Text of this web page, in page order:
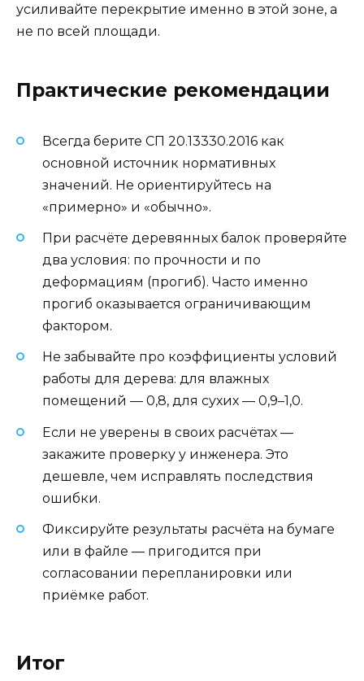
усиливайте перекрытие именно в этой зоне, а
не по всей площади.
Практические рекомендации
Всегда берите СП 20.13330.2016 как
основной источник нормативных
значений. Не ориентируйтесь на
«примерно» и «обычно».
При расчёте деревянных балок проверяйте
два условия: по прочности и по
деформациям (прогиб). Часто именно
прогиб оказывается ограничивающим
фактором.
Не забывайте про коэффициенты условий
работы для дерева: для влажных
помещений — 0,8, для сухих — 0,9–1,0.
Если не уверены в своих расчётах —
закажите проверку у инженера. Это
дешевле, чем исправлять последствия
ошибки.
Фиксируйте результаты расчёта на бумаге
или в файле — пригодится при
согласовании перепланировки или
приёмке работ.
Итог